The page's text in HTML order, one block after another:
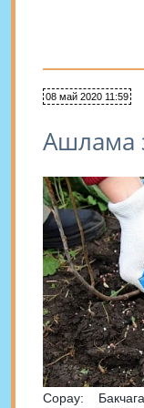
08 май 2020 11:59
Ашлама
Сорау: Бакчага